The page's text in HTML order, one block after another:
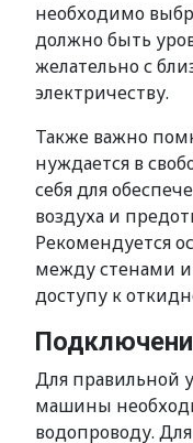
необходимо
должно быть
желательно с
электричеству.
Также важно
нуждается в
себя для
воздуха и
Рекомендуется
между стенами
доступу к
Для правильной
машины
водопроводу.